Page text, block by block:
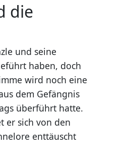
die
und seine
haben, doch
wird noch eine
dem Gefängnis
überführt hatte.
er sich von den
enttäuscht